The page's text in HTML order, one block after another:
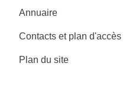
Annuaire
Contacts et plan d'accès
Plan du site